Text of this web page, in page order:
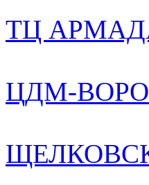
ТЦ
ЦДМ-